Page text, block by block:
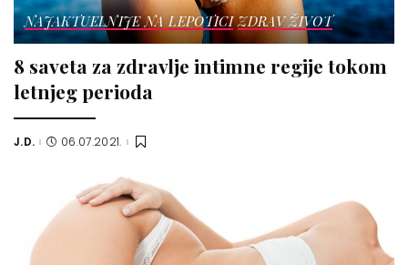
NAJAKTUELNIJE NA LEPOTICI ZDRAV ŽIVOT
8 saveta za zdravlje intimne regije tokom
letnjeg perioda
Posted
J.D. 06.07.2021.